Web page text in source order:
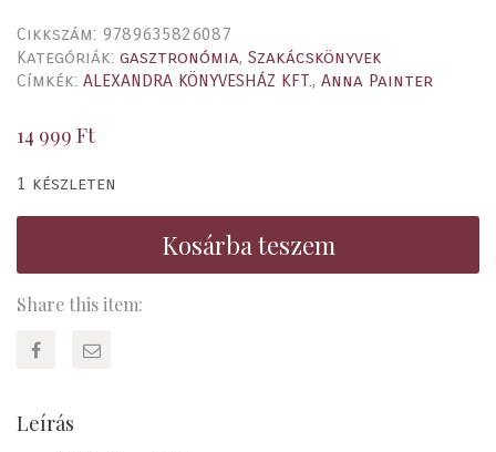
Cikkszám: 9789635826087
Kategóriák: gasztronómia, Szakácskönyvek
Címkék: ALEXANDRA KÖNYVESHÁZ KFT., Anna Painter
14 999 Ft
1 készleten
Kosárba teszem
Share this item:
Leírás